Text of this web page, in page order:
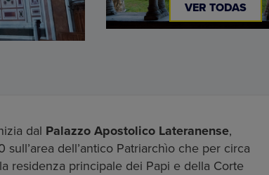
VER TODAS
dal Palazzo Apostolico Lateranense,
dell’antico Patriarchìo che per circa
residenza principale dei Papi e della Corte